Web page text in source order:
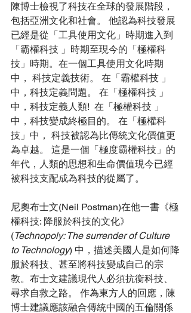
陳博士檢視了科技在全球的發展階段，
包括亞洲文化和社會。 他認為科技發展
已經是從「工具使用文化」時期進入到
「霸權科技 」時期至現今的「極權科
技」時期。在一個工具使用文化時期
中， 科技定義技術。 在「霸權科技 」
中，科技定義問題。 在「極權科技 」
中，科技定義人類!  在「極權科技 」
中，科技變成終極目的。 在「極權科
技」中， 科技被認為比傳統文化價值更
為卓越。 這是一個「極度霸權科技」的
年代，人類的思想和生命價值現今已經
被科技支配成為科技的從屬了。
尼奧布士文(Neil Postman)在他一書《極
權科技: 降服於科技的文化》
(Technopoly: The surrender of Culture
to Technology) 中，描述美國人是如何降
服於科技、甚至將科技變成自己的宗
教。布士文建議現代人必須抗衡科技、
尋求自救之路。 作為東方人的回應，陳
博士建議應該融合傳統中國的五倫關係